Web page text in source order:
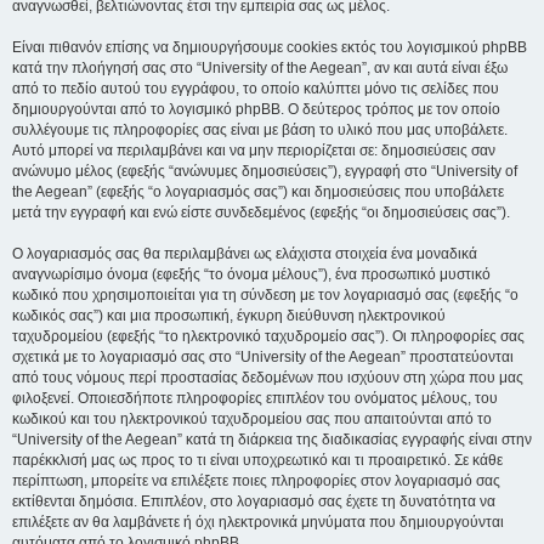
αναγνωσθεί, βελτιώνοντας έτσι την εμπειρία σας ως μέλος.
Είναι πιθανόν επίσης να δημιουργήσουμε cookies εκτός του λογισμικού phpBB
κατά την πλοήγησή σας στο “University of the Aegean”, αν και αυτά είναι έξω
από το πεδίο αυτού του εγγράφου, το οποίο καλύπτει μόνο τις σελίδες που
δημιουργούνται από το λογισμικό phpBB. Ο δεύτερος τρόπος με τον οποίο
συλλέγουμε τις πληροφορίες σας είναι με βάση το υλικό που μας υποβάλετε.
Αυτό μπορεί να περιλαμβάνει και να μην περιορίζεται σε: δημοσιεύσεις σαν
ανώνυμο μέλος (εφεξής “ανώνυμες δημοσιεύσεις”), εγγραφή στο “University of
the Aegean” (εφεξής “ο λογαριασμός σας”) και δημοσιεύσεις που υποβάλετε
μετά την εγγραφή και ενώ είστε συνδεδεμένος (εφεξής “οι δημοσιεύσεις σας”).
Ο λογαριασμός σας θα περιλαμβάνει ως ελάχιστα στοιχεία ένα μοναδικά
αναγνωρίσιμο όνομα (εφεξής “το όνομα μέλους”), ένα προσωπικό μυστικό
κωδικό που χρησιμοποιείται για τη σύνδεση με τον λογαριασμό σας (εφεξής “ο
κωδικός σας”) και μια προσωπική, έγκυρη διεύθυνση ηλεκτρονικού
ταχυδρομείου (εφεξής “το ηλεκτρονικό ταχυδρομείο σας”). Οι πληροφορίες σας
σχετικά με το λογαριασμό σας στο “University of the Aegean” προστατεύονται
από τους νόμους περί προστασίας δεδομένων που ισχύουν στη χώρα που μας
φιλοξενεί. Οποιεσδήποτε πληροφορίες επιπλέον του ονόματος μέλους, του
κωδικού και του ηλεκτρονικού ταχυδρομείου σας που απαιτούνται από το
“University of the Aegean” κατά τη διάρκεια της διαδικασίας εγγραφής είναι στην
παρέκκλισή μας ως προς το τι είναι υποχρεωτικό και τι προαιρετικό. Σε κάθε
περίπτωση, μπορείτε να επιλέξετε ποιες πληροφορίες στον λογαριασμό σας
εκτίθενται δημόσια. Επιπλέον, στο λογαριασμό σας έχετε τη δυνατότητα να
επιλέξετε αν θα λαμβάνετε ή όχι ηλεκτρονικά μηνύματα που δημιουργούνται